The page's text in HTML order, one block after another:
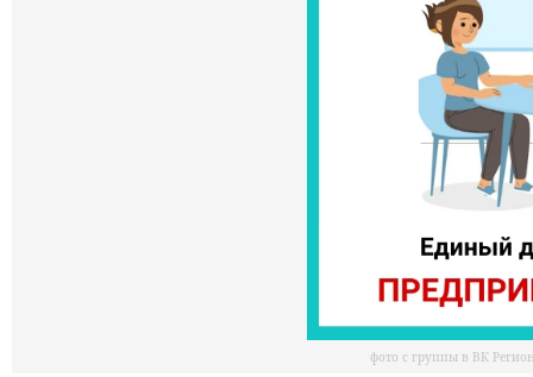
фото с группы в ВК